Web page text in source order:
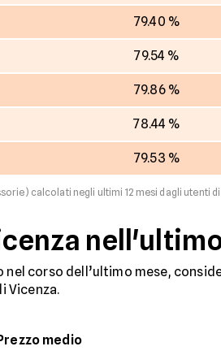
79.40 %
79.54 %
79.86 %
78.44 %
79.53 %
calcolati negli ultimi 12 mesi dagli utenti
corso dell’ultimo mese,
Vicenza.
medio